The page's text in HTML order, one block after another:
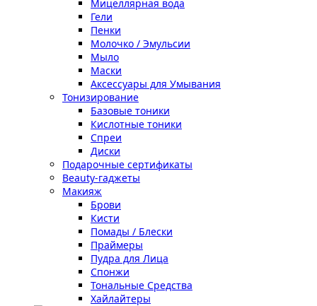
Мицеллярная вода
Гели
Пенки
Молочко / Эмульсии
Мыло
Маски
Аксессуары для Умывания
Тонизирование
Базовые тоники
Кислотные тоники
Спреи
Диски
Подарочные сертификаты
Beauty-гаджеты
Макияж
Брови
Кисти
Помады / Блески
Праймеры
Пудра для Лица
Спонжи
Тональные Средства
Хайлайтеры